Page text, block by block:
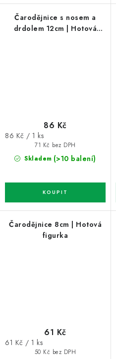
Čarodějnice s nosem a
drdolem 12cm | Hotová
Skladem (>10 balení)
71 Kč bez DPH
86 Kč
Měrná
86 Kč / 1 ks
Čarodějnice 8cm | Hotová
figurka
50 Kč bez DPH
61 Kč
Měrná
61 Kč / 1 ks